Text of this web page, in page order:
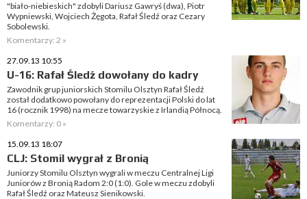
"biało-niebieskich" zdobyli Dariusz Gawryś (dwa), Piotr
Wypniewski, Wojciech Żęgota, Rafał Śledź oraz Cezary
Sobolewski.
Komentarzy: 2 »
27.09.13 10:55
U-16: Rafał Śledź dowołany do kadry
Zawodnik grup juniorskich Stomilu Olsztyn Rafał Śledź
został dodatkowo powołany do reprezentacji Polski do lat
16 (rocznik 1998) na mecze towarzyskie z Irlandią Północą.
Komentarzy: 0 »
15.09.13 18:07
CLJ: Stomil wygrał z Bronią
Juniorzy Stomilu Olsztyn wygrali w meczu Centralnej Ligi
Juniorów z Bronią Radom 2:0 (1:0). Gole w meczu zdobyli
Rafał Śledź oraz Mateusz Sienikowski.